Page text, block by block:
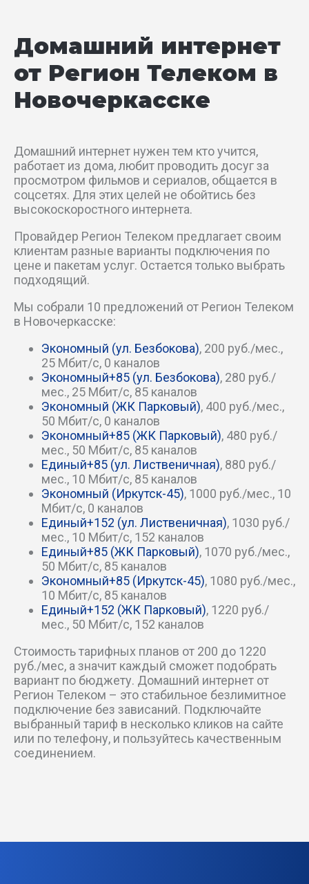
Воспитательный пер
Врачебный пер
Г.Петровой пер
Глубокий пер
Гражданский пер
Дачный пер
Донской пер
Еланский пер
Заводской пер
Западный пер
Зеленый пер
Зерновой пер
Инициативный пер
Интернатный пер
Казанский пер
Камышовый пер
Керамический пер
Кленовый пер
Книжный пер
Ковыльный пер
Комсомольский пер
Красный спуск
Домашний интернет
от Регион Телеком в
Новочеркасске
Домашний интернет нужен тем кто учится,
работает из дома, любит проводить досуг за
просмотром фильмов и сериалов, общается в
соцсетях. Для этих целей не обойтись без
высокоскоростного интернета.
Провайдер Регион Телеком предлагает своим
клиентам разные варианты подключения по
цене и пакетам услуг. Остается только выбрать
подходящий.
Мы собрали 10 предложений от Регион Телеком
в Новочеркасске:
Экономный (ул. Безбокова), 200 руб./мес.,
25 Мбит/c, 0 каналов
Экономный+85 (ул. Безбокова), 280 руб./
мес., 25 Мбит/c, 85 каналов
Экономный (ЖК Парковый), 400 руб./мес.,
50 Мбит/c, 0 каналов
Экономный+85 (ЖК Парковый), 480 руб./
мес., 50 Мбит/c, 85 каналов
Единый+85 (ул. Лиственичная), 880 руб./
мес., 10 Мбит/c, 85 каналов
Экономный (Иркутск-45), 1000 руб./мес., 10
Мбит/c, 0 каналов
Единый+152 (ул. Лиственичная), 1030 руб./
мес., 10 Мбит/c, 152 каналов
Единый+85 (ЖК Парковый), 1070 руб./мес.,
50 Мбит/c, 85 каналов
Экономный+85 (Иркутск-45), 1080 руб./мес.,
10 Мбит/c, 85 каналов
Единый+152 (ЖК Парковый), 1220 руб./
мес., 50 Мбит/c, 152 каналов
Стоимость тарифных планов от 200 до 1220
руб./мес, а значит каждый сможет подобрать
вариант по бюджету. Домашний интернет от
Регион Телеком – это стабильное безлимитное
подключение без зависаний. Подключайте
выбранный тариф в несколько кликов на сайте
или по телефону, и пользуйтесь качественным
соединением.